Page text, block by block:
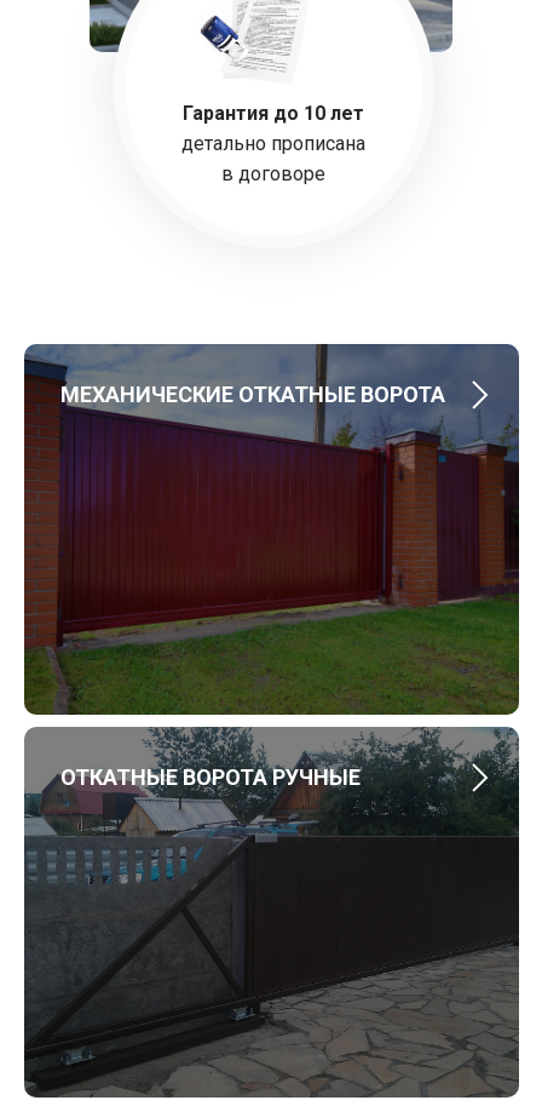
Гарантия до 10 лет
детально прописана
в договоре
МЕХАНИЧЕСКИЕ ОТКАТНЫЕ ВОРОТА
ОТКАТНЫЕ ВОРОТА РУЧНЫЕ